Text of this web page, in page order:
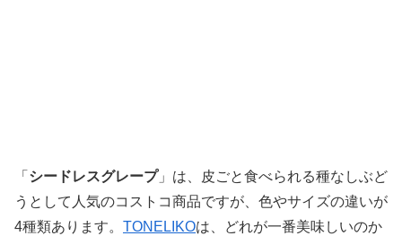
「 シードレスグレープ」は、皮ごと食べられる種なしぶど
うとして人気のコストコ商品ですが、色やサイズの違いが
4種類あります。 TONELIKOは、どれが一番美味しいのか